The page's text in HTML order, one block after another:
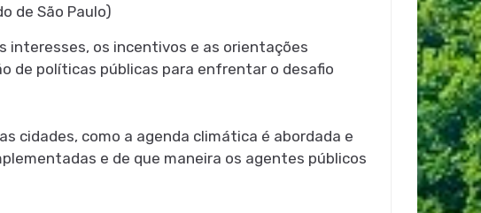
de São Paulo)
interesses, os incentivos e as orientações
de políticas públicas para enfrentar o desafio
cidades, como a agenda climática é abordada e
e de que maneira os agentes públicos